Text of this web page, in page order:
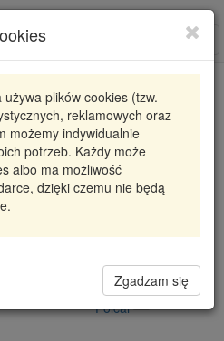
plików cookies (tzw.
reklamowych oraz
możemy indywidualnie
potrzeb. Każdy może
albo ma możliwość
dzięki czemu nie będą
Zgadzam się
- NOWA DB KLASA E
Dostępność
Radzyń 0
Filia Lublin 0
Polcar